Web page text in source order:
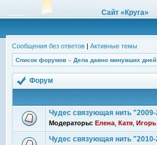
Сайт «Круга»
Сообщения без ответов | Активные темы
Список форумов » Дела давно минувших
Форум
Чудес связующая нить
Модераторы: Елена Катя Игорь
Чудес связующая нить "2010-